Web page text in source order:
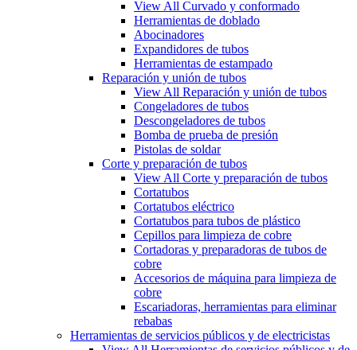
View All Curvado y conformado
Herramientas de doblado
Abocinadores
Expandidores de tubos
Herramientas de estampado
Reparación y unión de tubos
View All Reparación y unión de tubos
Congeladores de tubos
Descongeladores de tubos
Bomba de prueba de presión
Pistolas de soldar
Corte y preparación de tubos
View All Corte y preparación de tubos
Cortatubos
Cortatubos eléctrico
Cortatubos para tubos de plástico
Cepillos para limpieza de cobre
Cortadoras y preparadoras de tubos de
cobre
Accesorios de máquina para limpieza de
cobre
Escariadoras, herramientas para eliminar
rebabas
Herramientas de servicios públicos y de electricistas